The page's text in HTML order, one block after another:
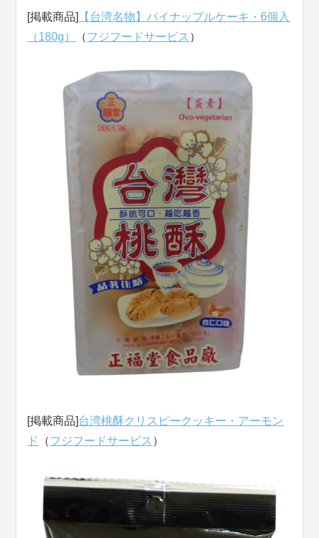
[掲載商品]
【台湾名物】パイナップルケーキ・6個入
（180g）
（フジフードサービス ）
[掲載商品]台湾桃酥クリスピークッキー・アーモン
ド
（フジフードサービス ）